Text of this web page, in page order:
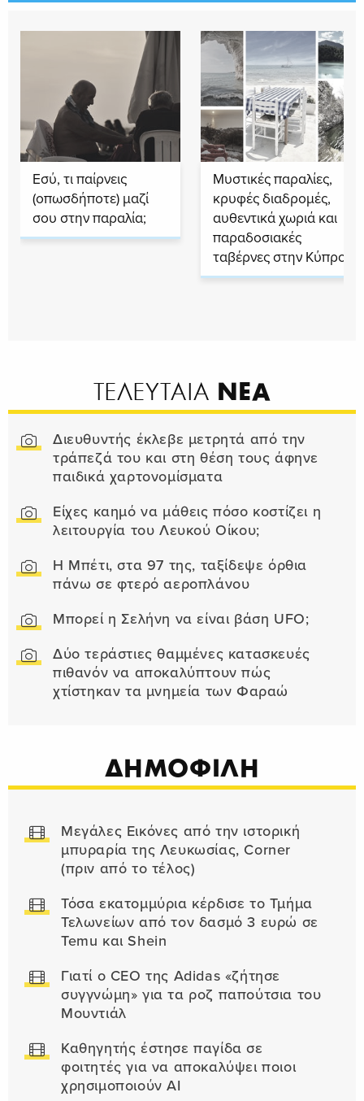
Εσύ, τι παίρνεις
(οπωσδήποτε) μαζί
σου στην παραλία;
Μυστικές παραλίες,
κρυφές διαδρομές,
αυθεντικά χωριά και
παραδοσιακές
ταβέρνες στην Κύπρο
ΤΕΛΕΥΤΑΙΑ ΝΕΑ
Διευθυντής έκλεβε μετρητά από την
τράπεζά του και στη θέση τους άφηνε
παιδικά χαρτονομίσματα
Είχες καημό να μάθεις πόσο κοστίζει η
λειτουργία του Λευκού Οίκου;
Η Μπέτι, στα 97 της, ταξίδεψε όρθια
πάνω σε φτερό αεροπλάνου
Μπορεί η Σελήνη να είναι βάση UFO;
Δύο τεράστιες θαμμένες κατασκευές
πιθανόν να αποκαλύπτουν πώς
χτίστηκαν τα μνημεία των Φαραώ
ΔΗΜΟΦΙΛΗ
Μεγάλες Εικόνες από την ιστορική
μπυραρία της Λευκωσίας, Corner
(πριν από το τέλος)
Τόσα εκατομμύρια κέρδισε το Τμήμα
Τελωνείων από τον δασμό 3 ευρώ σε
Temu και Shein
Γιατί ο CEO της Adidas «ζήτησε
συγγνώμη» για τα ροζ παπούτσια του
Μουντιάλ
Καθηγητής έστησε παγίδα σε
φοιτητές για να αποκαλύψει ποιοι
χρησιμοποιούν AI